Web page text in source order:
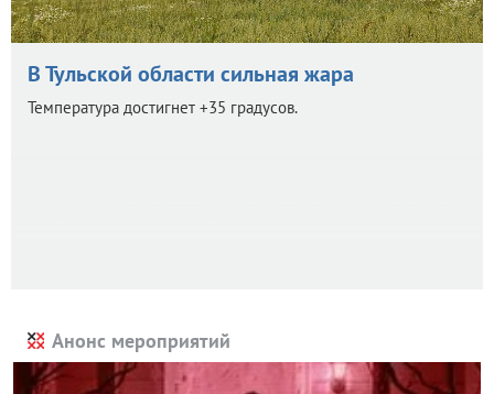
В Тульской области сильная жара
Температура достигнет +35 градусов.
Анонс мероприятий